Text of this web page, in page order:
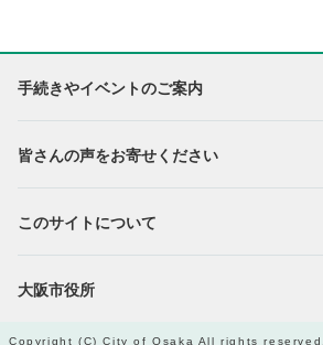
手続きやイベントのご案内
皆さんの声をお寄せください
このサイトについて
大阪市役所
Copyright (C) City of Osaka All rights reserved.